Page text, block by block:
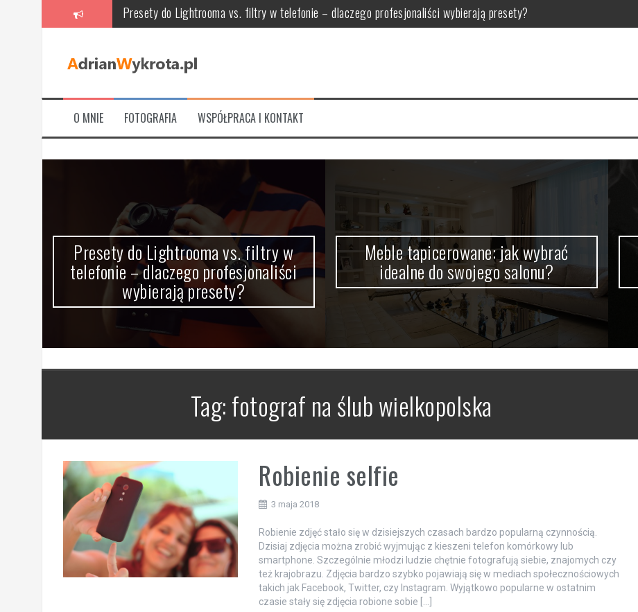
Meble tapicerowane: jak wybrać idealne do swojego salonu?
Szkolenia z video marketingu – klucz do skutecznej strategii wideo
Najlepsze gry na PlayStation 3 dla dwóch osób: Co warto zagrać wspólnie?
Jak leczyć zęby: od próchnicy i wypełnień po leczenie kanałowe, ekstrakcję i protetykę
O MNIE FOTOGRAFIA WSPÓŁPRACA I KONTAKT
Presety do Lightrooma vs. filtry w
telefonie – dlaczego profesjonaliści
wybierają presety?
Meble tapicerowane: jak wybrać
idealne do swojego salonu?
Tag:fotograf na ślub wielkopolska
Robienie selfie
3 maja 2018
Robienie zdjęć stało się w dzisiejszych czasach bardzo popularną czynnością.
Dzisiaj zdjęcia można zrobić wyjmując z kieszeni telefon komórkowy lub
smartphone. Szczególnie młodzi ludzie chętnie fotografują siebie, znajomych czy
też krajobrazu. Zdjęcia bardzo szybko pojawiają się w mediach społecznościowych
takich jak Facebook, Twitter, czy Instagram. Wyjątkowo popularne w ostatnim
czasie stały się zdjęcia robione sobie […]